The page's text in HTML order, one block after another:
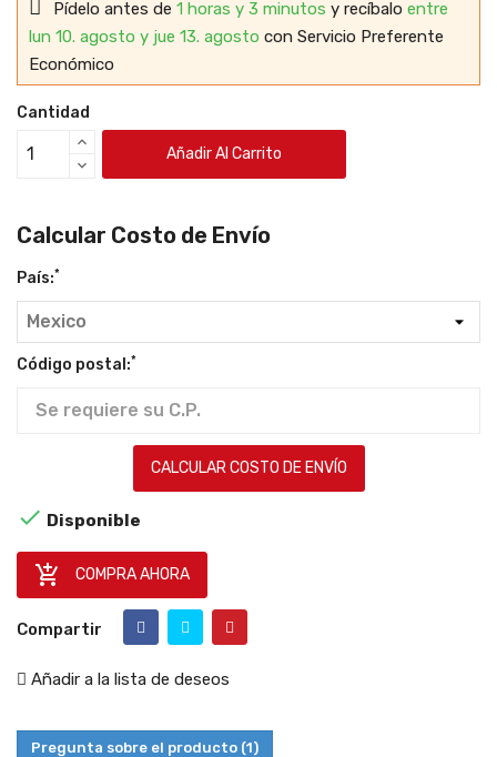
Pídelo antes de 1 horas y 3 minutos y recíbalo entre
lun 10. agosto y jue 13. agosto con Servicio Preferente
Económico
Cantidad
Añadir Al Carrito
Calcular Costo de Envío
País:*
Código postal:*
CALCULAR COSTO DE ENVÍO
 Disponible
 COMPRA AHORA
Compartir
Añadir a la lista de deseos
Pregunta sobre el producto (1)